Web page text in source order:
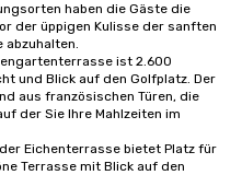
haben die Gäste die
der üppigen Kulisse der sanften
abzuhalten.
ist 2.600
und Blick auf den Golfplatz. Der
aus französischen Türen, die
der Sie Ihre Mahlzeiten im
Eichenterrasse bietet Platz für
Terrasse mit Blick auf den